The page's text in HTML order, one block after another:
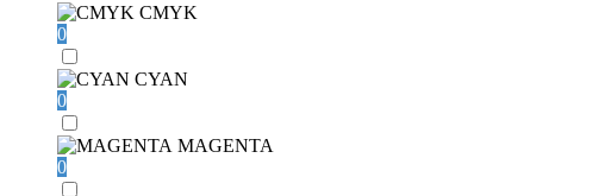
CMYK
0
CYAN
0
MAGENTA
0